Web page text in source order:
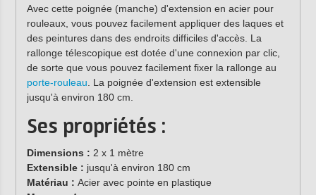
Avec cette poignée (manche) d'extension en acier pour
rouleaux, vous pouvez facilement appliquer des laques et
des peintures dans des endroits difficiles d'accès. La
rallonge télescopique est dotée d'une connexion par clic,
de sorte que vous pouvez facilement fixer la rallonge au
porte-rouleau . La poignée d'extension est extensible
jusqu'à environ 180 cm.
Ses propriétés :
Dimensions : 2 x 1 mètre
Extensible : jusqu'à environ 180 cm
Matériau : Acier avec pointe en plastique